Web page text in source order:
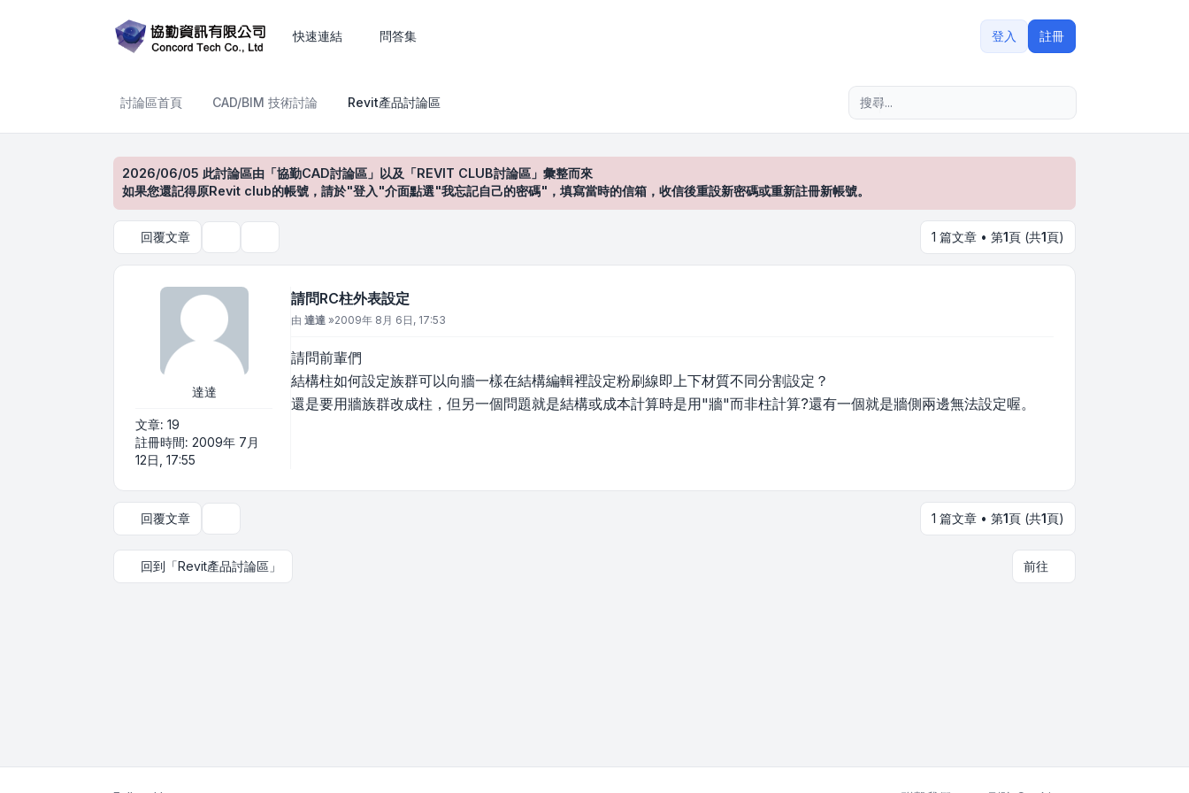
快速連結 問答集 登入 註冊
討論區首頁 CAD/BIM 技術討論 Revit產品討論區
2026/06/05 此討論區由「協勤CAD討論區」以及「REVIT CLUB討論區」彙整而來
如果您還記得原Revit club的帳號，請於"登入"介面點選"我忘記自己的密碼"，填寫當時的信箱，收信後重設新密碼或重新註冊新帳號。
回覆文章 1 篇文章 • 第1頁 (共1頁)
達達
文章: 19
註冊時間: 2009年 7月
12日, 17:55
請問RC柱外表設定
文章
由 達達 »2009年 8月 6日, 17:53
請問前輩們
結構柱如何設定族群可以向牆一樣在結構編輯裡設定粉刷線即上下材質不同分割設定？
還是要用牆族群改成柱，但另一個問題就是結構或成本計算時是用"牆"而非柱計算?還有一個就是牆側兩邊無法設定喔。
回覆文章 1 篇文章 • 第1頁 (共1頁)
回到「Revit產品討論區」 前往